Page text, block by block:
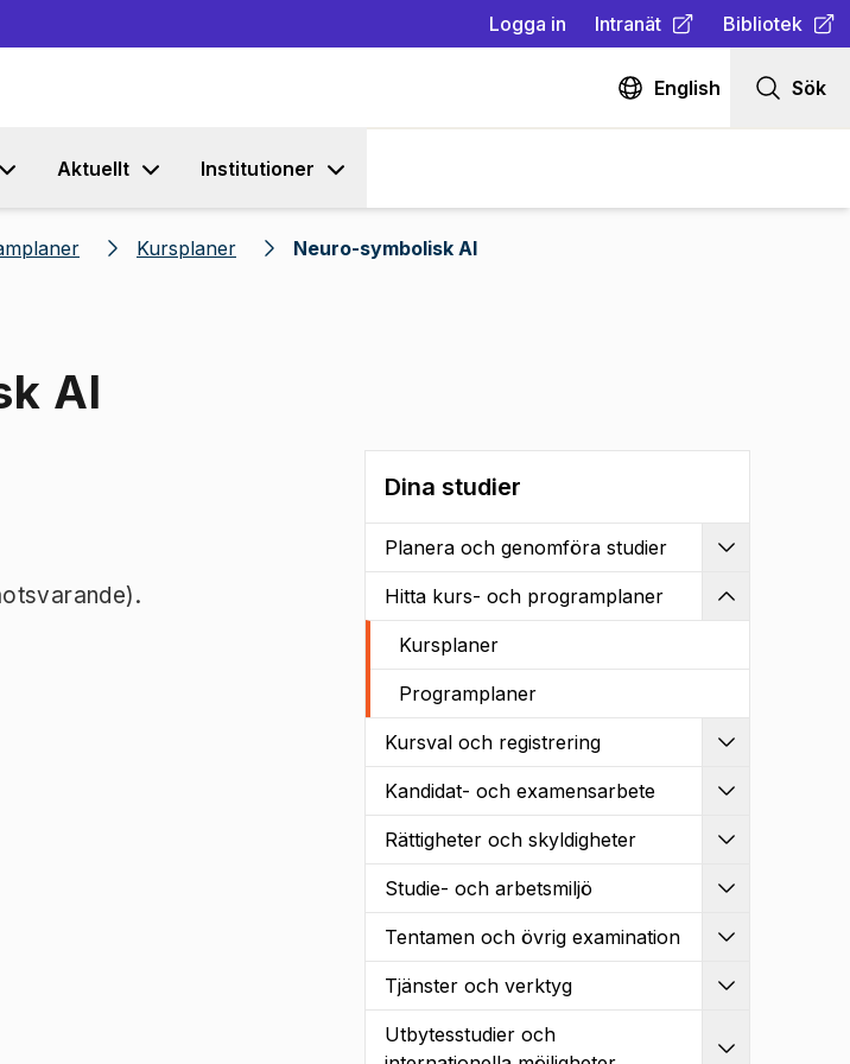
Logga in Intranät
(Öppnas i ny flik)
Bibliotek
(Öppnas i ny
English Sök
Aktuellt Institutioner
Kursplaner Neuro-symbolisk AI
AI
Dina studier
Planera och genomföra studier
Hitta kurs- och programplaner
Kursplaner
Programplaner
Kursval och registrering
Kandidat- och examensarbete
Rättigheter och skyldigheter
Studie- och arbetsmiljö
Tentamen och övrig examination
Tjänster och verktyg
Utbytesstudier och